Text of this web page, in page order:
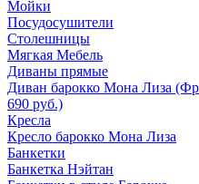
Мойки
Посудосушители
Столешницы
Мягкая Мебель
Диваны прямые
Диван барокко Мона Лиза
690 руб.)
Кресла
Кресло барокко Мона Лиза
Банкетки
Банкетка Нэйтан